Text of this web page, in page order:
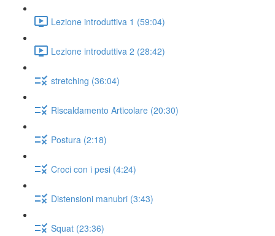
Lezione introduttiva 1 (59:04)
Lezione introduttiva 2 (28:42)
stretching (36:04)
Riscaldamento Articolare (20:30)
Postura (2:18)
Croci con i pesi (4:24)
Distensioni manubri (3:43)
Squat (23:36)